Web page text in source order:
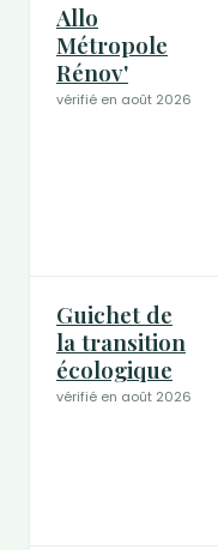
Allo
Métropole
Rénov'
vérifié en août 2026
Guichet de
la transition
écologique
vérifié en août 2026